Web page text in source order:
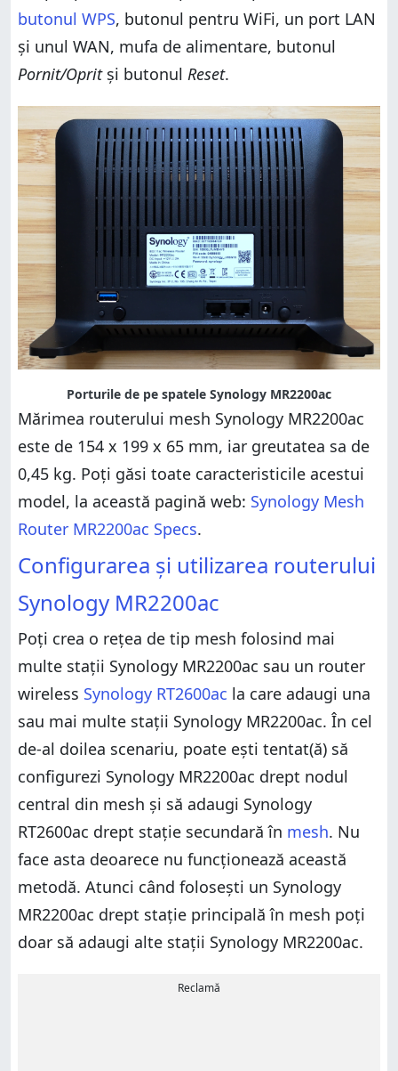
butonul WPS, butonul pentru WiFi, un port LAN
și unul WAN, mufa de alimentare, butonul
Pornit/Opritși butonul Reset.
Porturile de pe spatele Synology MR2200ac
Mărimea routerului mesh Synology MR2200ac
este de 154 x 199 x 65 mm, iar greutatea sa de
0,45 kg. Poți găsi toate caracteristicile acestui
model, la această pagină web: Synology Mesh
Router MR2200ac Specs.
Configurarea și utilizarea routerului
Synology MR2200ac
Poți crea o rețea de tip mesh folosind mai
multe stații Synology MR2200ac sau un router
wireless Synology RT2600ac la care adaugi una
sau mai multe stații Synology MR2200ac. În cel
de-al doilea scenariu, poate ești tentat(ă) să
configurezi Synology MR2200ac drept nodul
central din mesh și să adaugi Synology
RT2600ac drept stație secundară în mesh. Nu
face asta deoarece nu funcționează această
metodă. Atunci când folosești un Synology
MR2200ac drept stație principală în mesh poți
doar să adaugi alte stații Synology MR2200ac.
Reclamă